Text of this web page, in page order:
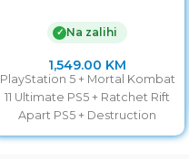
Destruction
✓ Na zalihi
1,549.00 KM
PlayStation 5 + Mortal Kombat
11 Ultimate PS5 + Ratchet Rift
Apart PS5 + Destruction